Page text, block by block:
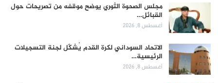
مجلس الصحوة الثوري يوضح موقفه من تصريحات حول
القبائل…
أغسطس 8, 2026
الاتحاد السوداني لكرة القدم يُشكّل لجنة التسجيلات
الرئيسية…
أغسطس 8, 2026